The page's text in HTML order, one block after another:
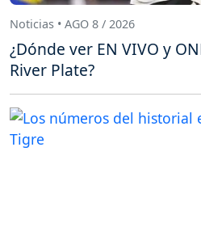
Noticias • AGO 8 / 2026
¿Dónde ver EN VIVO y
River Plate?